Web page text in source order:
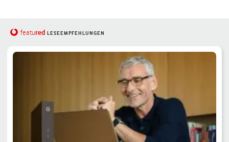
featured LESEEMPFEHLUNGEN